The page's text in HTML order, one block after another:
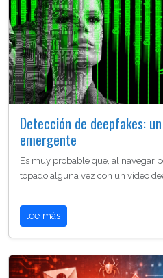
Detección de deepfakes:
emergente
Es muy probable que, al navegar
topado alguna vez con un vídeo
lee más